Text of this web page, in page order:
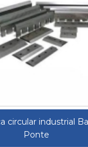
circular industrial
Ponte